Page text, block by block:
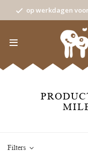
op werkdagen
Filters